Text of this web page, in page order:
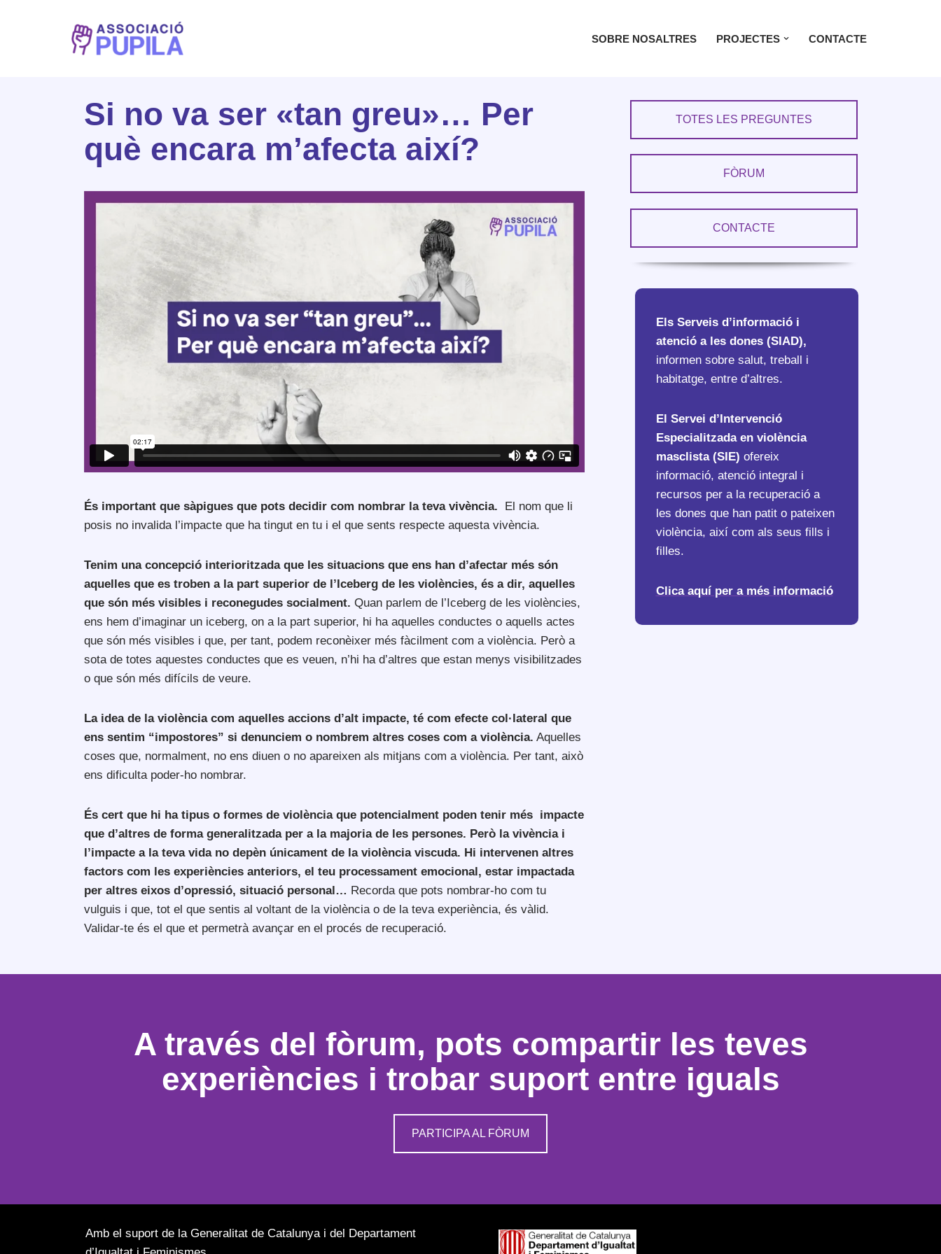
SOBRE NOSALTRES PROJECTES CONTACTE
Si no va ser «tan greu»… Per
què encara m’afecta així?
És important que sàpigues que pots decidir com nombrar la teva vivència. El nom que li
posis no invalida l’impacte que ha tingut en tu i el que sents respecte aquesta vivència.
Tenim una concepció interioritzada que les situacions que ens han d’afectar més són
aquelles que es troben a la part superior de l’Iceberg de les violències, és a dir, aquelles
que són més visibles i reconegudes socialment. Quan parlem de l’Iceberg de les violències,
ens hem d’imaginar un iceberg, on a la part superior, hi ha aquelles conductes o aquells actes
que són més visibles i que, per tant, podem reconèixer més fàcilment com a violència. Però a
sota de totes aquestes conductes que es veuen, n’hi ha d’altres que estan menys visibilitzades
o que són més difícils de veure.
La idea de la violència com aquelles accions d’alt impacte, té com efecte col·lateral que
ens sentim “impostores” si denunciem o nombrem altres coses com a violència. Aquelles
coses que, normalment, no ens diuen o no apareixen als mitjans com a violència. Per tant, això
ens dificulta poder-ho nombrar.
És cert que hi ha tipus o formes de violència que potencialment poden tenir més impacte
que d’altres de forma generalitzada per a la majoria de les persones. Però la vivència i
l’impacte a la teva vida no depèn únicament de la violència viscuda. Hi intervenen altres
factors com les experiències anteriors, el teu processament emocional, estar impactada
per altres eixos d’opressió, situació personal… Recorda que pots nombrar-ho com tu
vulguis i que, tot el que sentis al voltant de la violència o de la teva experiència, és vàlid.
Validar-te és el que et permetrà avançar en el procés de recuperació.
TOTES LES PREGUNTES
FÒRUM
CONTACTE
Els Serveis d’informació i
atenció a les dones (SIAD),
informen sobre salut, treball i
habitatge, entre d’altres.
El Servei d’Intervenció
Especialitzada en violència
masclista (SIE) ofereix
informació, atenció integral i
recursos per a la recuperació a
les dones que han patit o pateixen
violència, així com als seus fills i
filles.
Clica aquí per a més informació
A través del fòrum, pots compartir les teves
experiències i trobar suport entre iguals
PARTICIPA AL FÒRUM
Amb el suport de la Generalitat de Catalunya i del Departament